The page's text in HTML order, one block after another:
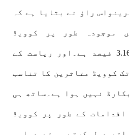
راؤ نے بتایا ہے کہ
موجودہ طور پر کوویڈ
متاثرین کا تناسب 3.16 فیصد ہے۔اور ریاست کے
کوویڈ متاثرین کا تناسب
نہیں ہوا ہے۔ساتھ ہی
کے طور پر کوویڈ